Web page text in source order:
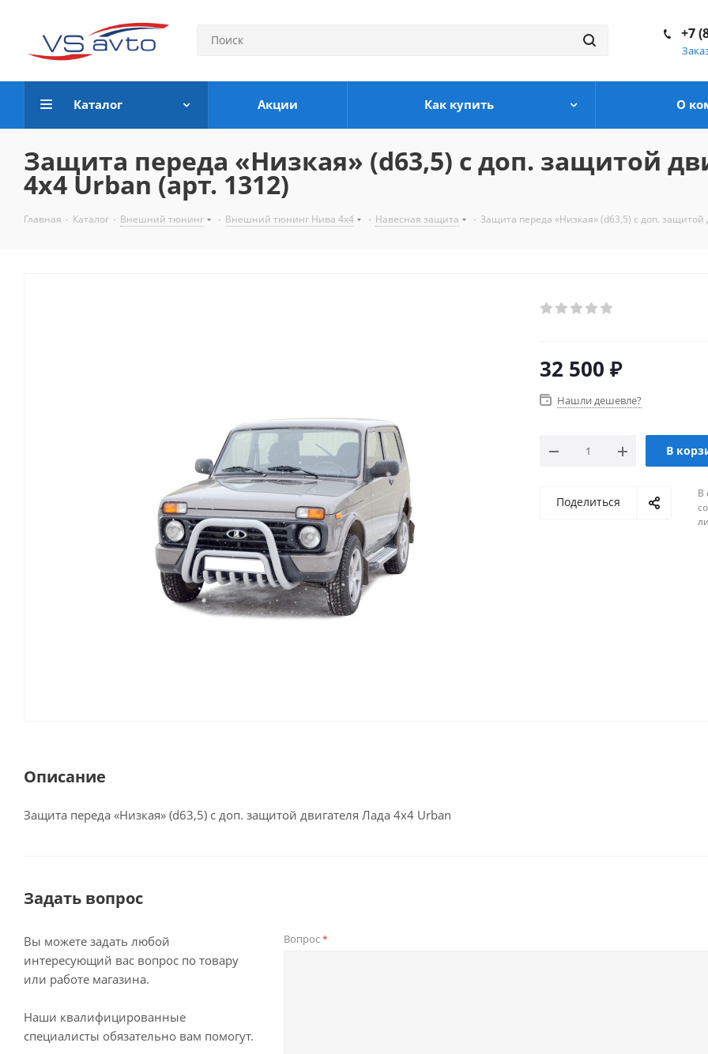
+7
Каталог Акции Как купить О
Защита переда «Низкая» (d63,5) с доп. защитой
4x4 Urban (арт. 1312)
Главная - Каталог - Внешний тюнинг - Внешний тюнинг Нива 4х4 - Навесная защита - Защита переда «Низкая» (d63,5) с доп.
32 500 ₽
Нашли дешевле?
В
Поделиться
В
Описание
Защита переда «Низкая» (d63,5) с доп. защитой двигателя Лада 4x4 Urban
Задать вопрос
Вы можете задать любой
интересующий вас вопрос по товару
или работе магазина.
Наши квалифицированные
специалисты обязательно вам помогут.
Вопрос*